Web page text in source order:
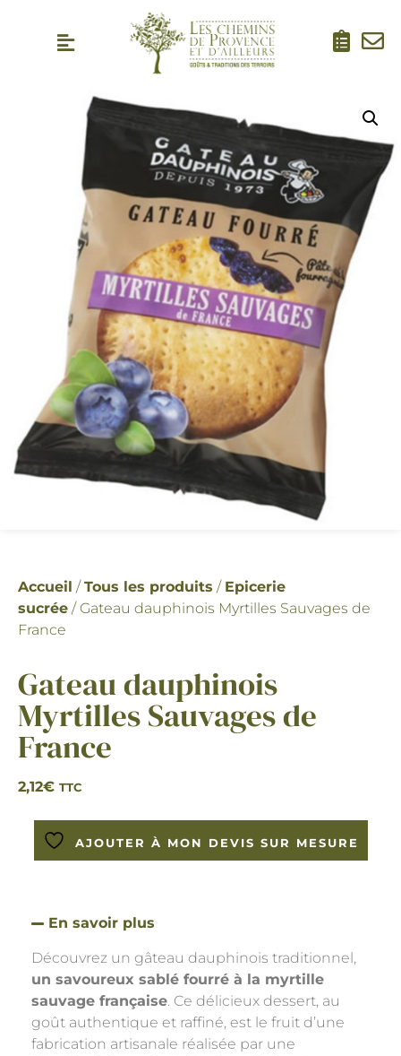
Accueil / Tous les produits / Epicerie
sucrée / Gateau dauphinois Myrtilles Sauvages de
France
Gateau dauphinois
Myrtilles Sauvages de
France
2,12€ TTC
AJOUTER À MON DEVIS SUR MESURE
En savoir plus
Découvrez un gâteau dauphinois traditionnel,
un savoureux sablé fourré à la myrtille
sauvage française. Ce délicieux dessert, au
goût authentique et raffiné, est le fruit d’une
fabrication artisanale réalisée par une